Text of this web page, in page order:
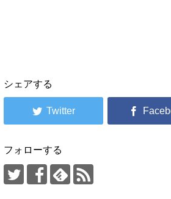
シェアする
フォローする